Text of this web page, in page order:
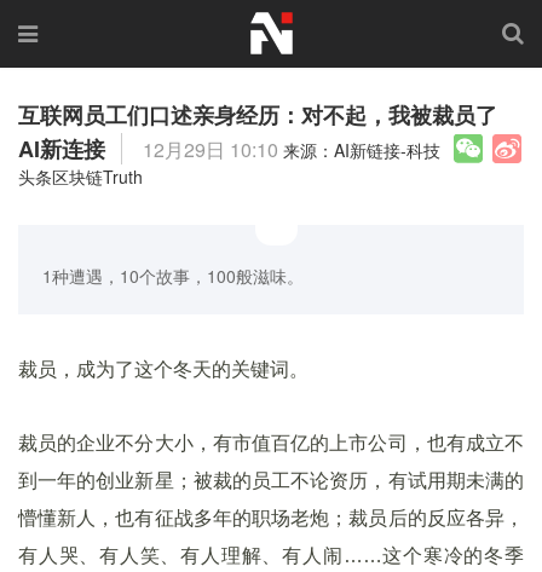
互联网员工们口述亲身经历：对不起，我被裁员了
AI新连接
12月29日 10:10 来源：AI新链接-科技
头条区块链Truth
1种遭遇，10个故事，100般滋味。
裁员，成为了这个冬天的关键词。
裁员的企业不分大小，有市值百亿的上市公司，也有成立不
到一年的创业新星；被裁的员工不论资历，有试用期未满的
懵懂新人，也有征战多年的职场老炮；裁员后的反应各异，
有人哭、有人笑、有人理解、有人闹……这个寒冷的冬季